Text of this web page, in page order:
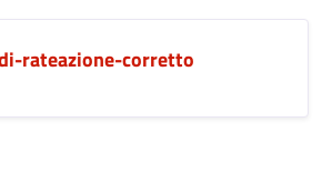
rateazione-corretto